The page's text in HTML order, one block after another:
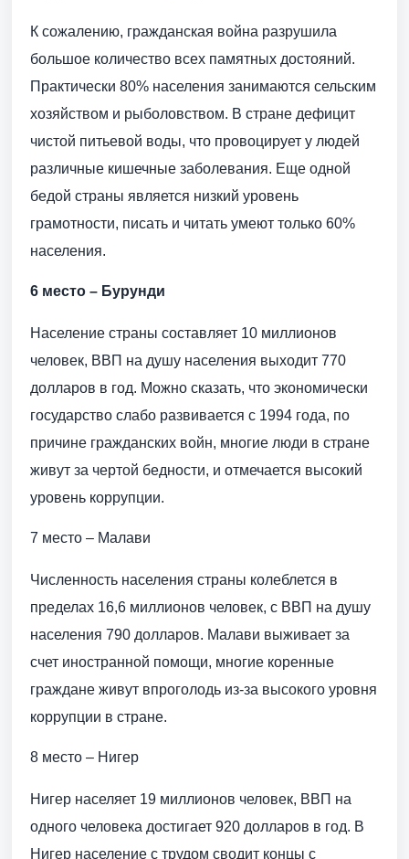
К сожалению, гражданская война разрушила
большое количество всех памятных достояний.
Практически 80% населения занимаются сельским
хозяйством и рыболовством. В стране дефицит
чистой питьевой воды, что провоцирует у людей
различные кишечные заболевания. Еще одной
бедой страны является низкий уровень
грамотности, писать и читать умеют только 60%
населения.
6 место – Бурунди
Население страны составляет 10 миллионов
человек, ВВП на душу населения выходит 770
долларов в год. Можно сказать, что экономически
государство слабо развивается с 1994 года, по
причине гражданских войн, многие люди в стране
живут за чертой бедности, и отмечается высокий
уровень коррупции.
7 место – Малави
Численность населения страны колеблется в
пределах 16,6 миллионов человек, с ВВП на душу
населения 790 долларов. Малави выживает за
счет иностранной помощи, многие коренные
граждане живут впроголодь из-за высокого уровня
коррупции в стране.
8 место – Нигер
Нигер населяет 19 миллионов человек, ВВП на
одного человека достигает 920 долларов в год. В
Нигер население с трудом сводит концы с